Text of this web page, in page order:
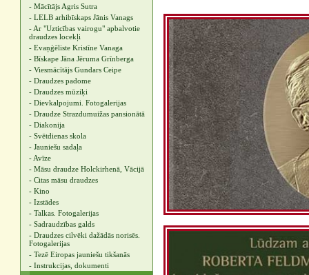
- Mācītājs Agris Sutra
- LELB arhibīskaps Jānis Vanags
- Ar "Uzticības vairogu" apbalvotie
draudzes locekļi
- Evaņģēliste Kristīne Vanaga
- Bīskape Jāna Jēruma Grīnberga
- Viesmācītājs Gundars Ceipe
- Draudzes padome
- Draudzes mūziķi
- Dievkalpojumi. Fotogalerijas
- Draudze Strazdumuižas pansionātā
- Diakonija
- Svētdienas skola
- Jauniešu sadaļa
- Avīze
- Māsu draudze Holckirhenā, Vācijā
- Citas māsu draudzes
- Kino
- Izstādes
- Talkas. Fotogalerijas
- Sadraudzības galds
- Draudzes cilvēki dažādās norisēs.
Fotogalerijas
- Tezē Eiropas jauniešu tikšanās
- Instrukcijas, dokumenti